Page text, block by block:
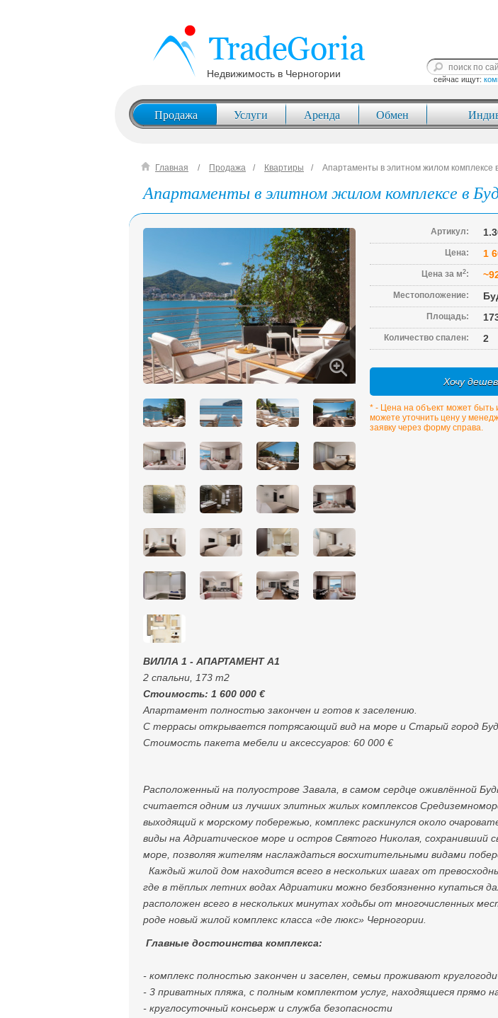
Недвижимость в Черногории сейчас ищут:
Продажа Услуги Аренда Обмен
Главная Продажа Квартиры Апартаменты в элитном жилом комплексе
Апартаменты в элитном жилом комплексе в
Артикул:
Цена: 1
Цена за м2:
Местоположение:
Площадь:
Количество спален: 2
Хочу
* - Цена на объект может быть
можете уточнить цену у
заявку через форму справа.
ВИЛЛА 1 - АПАРТАМЕНТ А1
2 спальни, 173 m2
Стоимость: 1 600 000 €
Апартамент полностью закончен и готов к заселению.
С террасы открывается потрясающий вид на море и Старый город
Стоимость пакета мебели и аксессуаров: 60 000 €
Расположенный на полуострове Завала, в самом сердце оживлённой
считается одним из лучших элитных жилых комплексов
выходящий к морскому побережью, комплекс раскинулся около
виды на Адриатическое море и остров Святого Николая, сохранивший
море, позволяя жителям наслаждаться восхитительными видами
Каждый жилой дом находится всего в нескольких шагах от
где в тёплых летних водах Адриатики можно безбоязненно купаться
расположен всего в нескольких минутах ходьбы от многочисленных
роде новый жилой комплекс класса «де люкс» Черногории.
Главные достоинства комплекса:
- комплекс полностью закончен и заселен, семьи проживают
- 3 приватных пляжа, с полным комплектом услуг, находящиеся прямо
- круглосуточный консьерж и служба безопасности